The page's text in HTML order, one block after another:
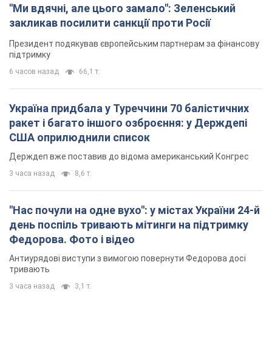
США оприлюднили список
3 часа назад
"Нас почули на одне вухо": у містах України 24-й
день поспіль тривають мітинги на підтримку
Федорова. Фото і відео
Антиурядові виступи з вимогою повернути Федорова досі